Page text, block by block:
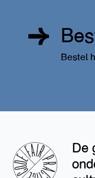
Bestel
De